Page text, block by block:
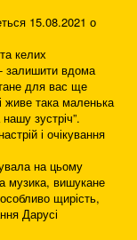
15.08.2021 о
келих
залишити вдома
для вас ще
така маленька
зустріч”.
і очікування
на цьому
музика, вишукане
щирість,
Дарусі